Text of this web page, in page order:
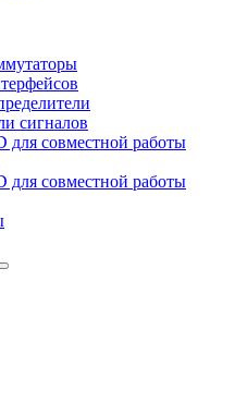
сигналов
совместной работы
совместной работы